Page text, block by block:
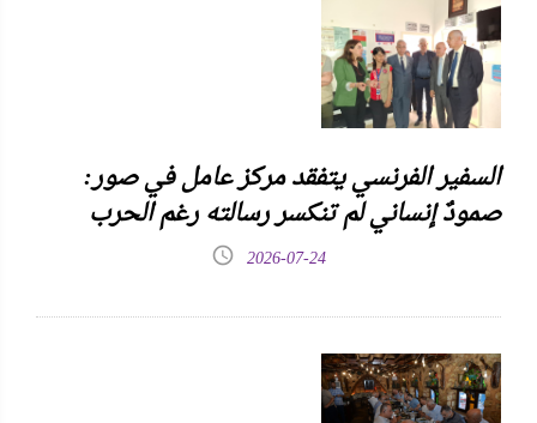
السفير الفرنسي يتفقد مركز عامل في صور:
صمودٌ إنساني لم تنكسر رسالته رغم الحرب
2026-07-24